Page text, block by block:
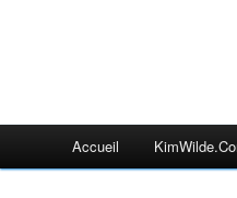
Accueil